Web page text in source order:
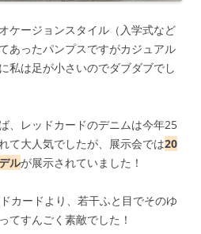
ケージョンスタイル（入学式など
あったパンプスですがカジュアル
私は足が小さいのでダブダブでし
、レッドカードのデニムは今年25
て大人気でしたが、展示会では20
ルが展示されていました！
カードより、若干ふと目でそのゆ
てすんごく素敵でした！